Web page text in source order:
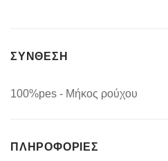
ΣΥΝΘΕΣΗ
100%pes - Μήκος ρούχου
ΠΛΗΡΟΦΟΡΊΕΣ